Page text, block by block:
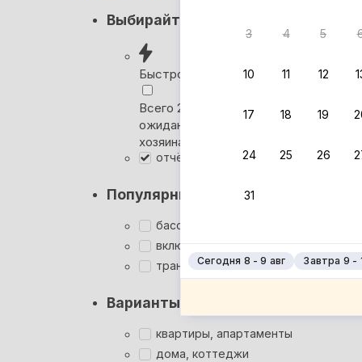
3 4 5
10 11 12
17 18 19
24 25 26
31
Сегодня 8 - 9 авг Завтра 9 -
Выбирайте лучшее
Быстрое бронирование
Всего 2 минуты, без
ожидания ответа от
хозяина
отчётные документы
Популярные фильтры
бассейн
включён завтрак
трансфер
Варианты размещения
квартиры, апартаменты
дома, коттеджи
Вернём